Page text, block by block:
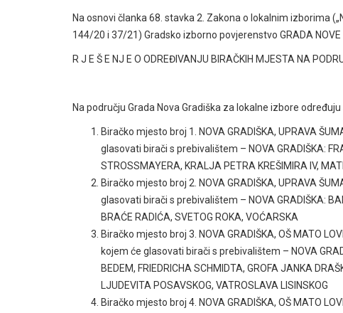
Na osnovi članka 68. stavka 2. Zakona o lokalnim izborima
144/20 i 37/21) Gradsko izborno povjerenstvo GRADA NOVE
R J E Š E NJ E O ODREĐIVANJU BIRAČKIH MJESTA NA
Na području Grada Nova Gradiška za lokalne izbore
Biračko mjesto broj 1. NOVA GRADIŠKA, UPRAVA
glasovati birači s prebivalištem – NOVA GRADIŠKA:
STROSSMAYERA, KRALJA PETRA KREŠIMIRA IV,
Biračko mjesto broj 2. NOVA GRADIŠKA, UPRAVA
glasovati birači s prebivalištem – NOVA GRADIŠKA:
BRAĆE RADIĆA, SVETOG ROKA, VOĆARSKA
Biračko mjesto broj 3. NOVA GRADIŠKA, OŠ MATO
kojem će glasovati birači s prebivalištem – NOVA
BEDEM, FRIEDRICHA SCHMIDTA, GROFA JANKA
LJUDEVITA POSAVSKOG, VATROSLAVA LISINSKOG
Biračko mjesto broj 4. NOVA GRADIŠKA, OŠ MATO